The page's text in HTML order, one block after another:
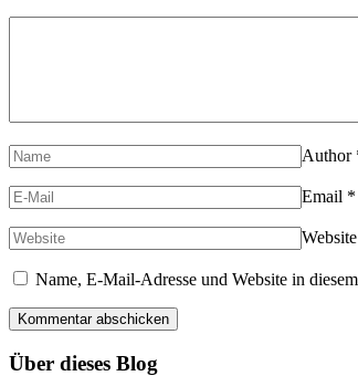
Author
Email *
Website
Name, E-Mail-Adresse und Website in
Über dieses Blog